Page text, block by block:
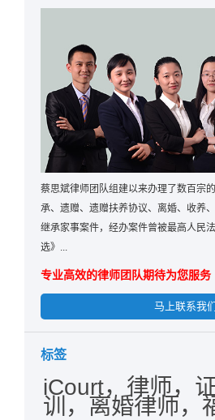
蔡思斌律师团队组建以来办理了数百宗
承、遗赠、遗赠扶养协议、离婚、收养
继承家事案件，经办案件曾被最高人民
选》...
专业高效的律师团队期待为您服务
马上联系我
标签
iCourt，律师，
训，离婚律师，